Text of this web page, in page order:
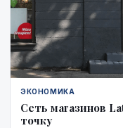
ЭКОНОМИКА
Сеть магазинов
точку